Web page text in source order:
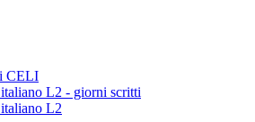
CELI
L2 - giorni scritti
L2